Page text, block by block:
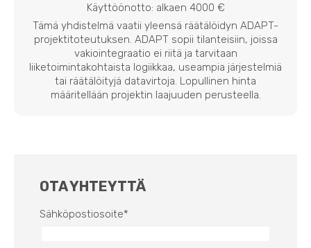
Käyttöönotto: alkaen 4000 €
Tämä yhdistelmä vaatii yleensä räätälöidyn ADAPT-
projektitoteutuksen. ADAPT sopii tilanteisiin, joissa
vakiointegraatio ei riitä ja tarvitaan
liiketoimintakohtaista logiikkaa, useampia järjestelmiä
tai räätälöityjä datavirtoja. Lopullinen hinta
määritellään projektin laajuuden perusteella.
OTA YHTEYTTÄ
Sähköpostiosoite*